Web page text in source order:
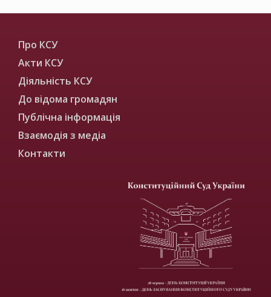
Про КСУ
Акти КСУ
Діяльність КСУ
До відома громадян
Публічна інформація
Взаємодія з медіа
Контакти